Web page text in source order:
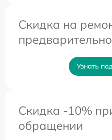
Скидка на
Узнать
Скидка -10%
обращении